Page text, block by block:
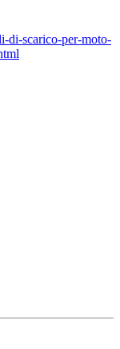
di-scarico-per-moto-